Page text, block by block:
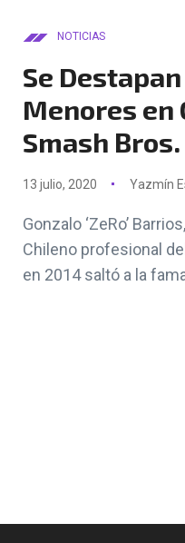
NOTICIAS
Se
Menores en
Smash Bros.
13 julio, 2020 Yazmín
Gonzalo ‘ZeRo’
Chileno profesional
en 2014 saltó a la